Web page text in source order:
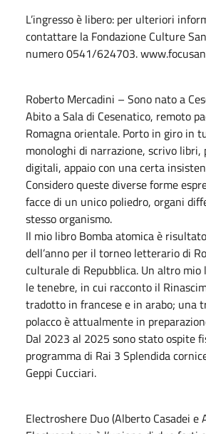
L’ingresso è libero: per ulteriori
contattare la Fondazione Culture
numero 0541/624703.
Roberto Mercadini – Sono nato a
Abito a Sala di Cesenatico, remoto
Romagna orientale. Porto in giro in
monologhi di narrazione, scrivo
digitali, appaio con una certa
Considero queste diverse forme
facce di un unico poliedro, organi
stesso organismo.
Il mio libro Bomba atomica è
dell’anno per il torneo letterario di
culturale di Repubblica. Un altro mio
le tenebre, in cui racconto il
tradotto in francese e in arabo; una
polacco è attualmente in
Dal 2023 al 2025 sono stato ospite
programma di Rai 3 Splendida
Geppi Cucciari.
Electroshere Duo (Alberto Casadei e